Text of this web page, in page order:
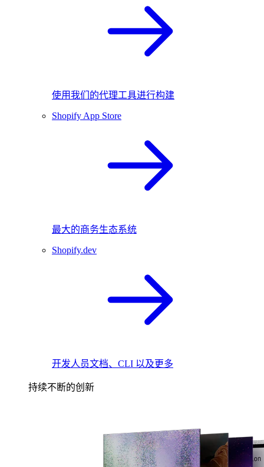
使用我们的代理工具进行构建
Shopify App Store
最大的商务生态系统
Shopify.dev
开发人员文档、CLI 以及更多
持续不断的创新